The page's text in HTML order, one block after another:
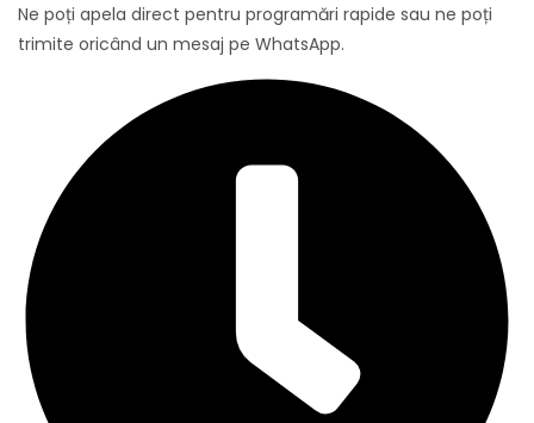
Ne poți apela direct pentru programări rapide sau ne poți
trimite oricând un mesaj pe WhatsApp.